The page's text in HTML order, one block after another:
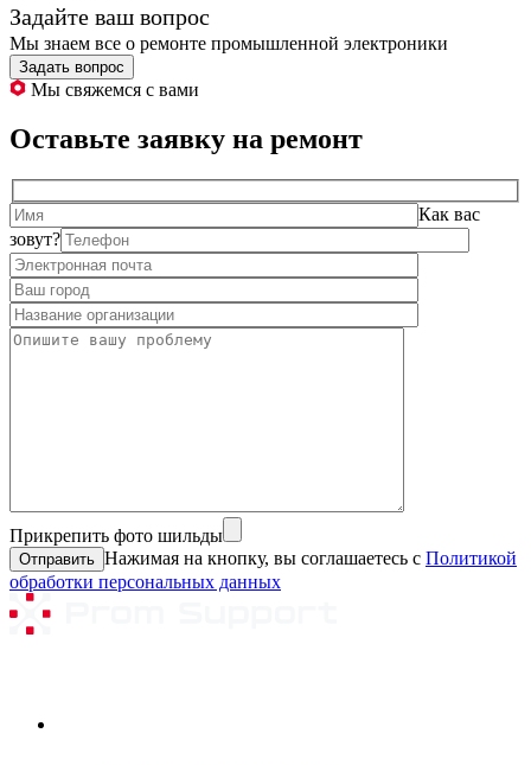
Задайте ваш вопрос
Мы знаем все о ремонте промышленной электроники
Задать вопрос
Мы свяжемся с вами
Оставьте заявку на ремонт
Как вас
зовут?
Прикрепить фото шильды
Нажимая на кнопку, вы соглашаетесь с Политикой
обработки персональных данных